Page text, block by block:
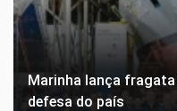
Marinha lança
defesa do país